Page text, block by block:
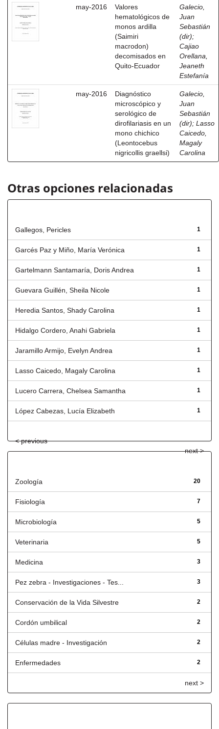
may-2016
Valores
hematológicos de
monos ardilla
(Saimiri
macrodon)
decomisados en
Quito-Ecuador
Galecio,
Juan
Sebastián
(dir);
Cajiao
Orellana,
Jeaneth
Estefanía
may-2016
Diagnóstico
microscópico y
serológico de
dirofilariasis en un
mono chichico
(Leontocebus
nigricollis graellsi)
Galecio,
Juan
Sebastián
(dir); Lasso
Caicedo,
Magaly
Carolina
Otras opciones relacionadas
1
Gallegos, Pericles
1
Garcés Paz y Miño, María Verónica
1
Gartelmann Santamaría, Doris Andrea
1
Guevara Guillén, Sheila Nicole
1
Heredia Santos, Shady Carolina
1
Hidalgo Cordero, Anahi Gabriela
1
Jaramillo Armijo, Evelyn Andrea
1
Lasso Caicedo, Magaly Carolina
1
Lucero Carrera, Chelsea Samantha
1
López Cabezas, Lucía Elizabeth
< previous
next >
20
Zoología
7
Fisiología
5
Microbiología
5
Veterinaria
3
Medicina
3
Pez zebra - Investigaciones - Tes...
2
Conservación de la Vida Silvestre
2
Cordón umbilical
2
Células madre - Investigación
2
Enfermedades
next >